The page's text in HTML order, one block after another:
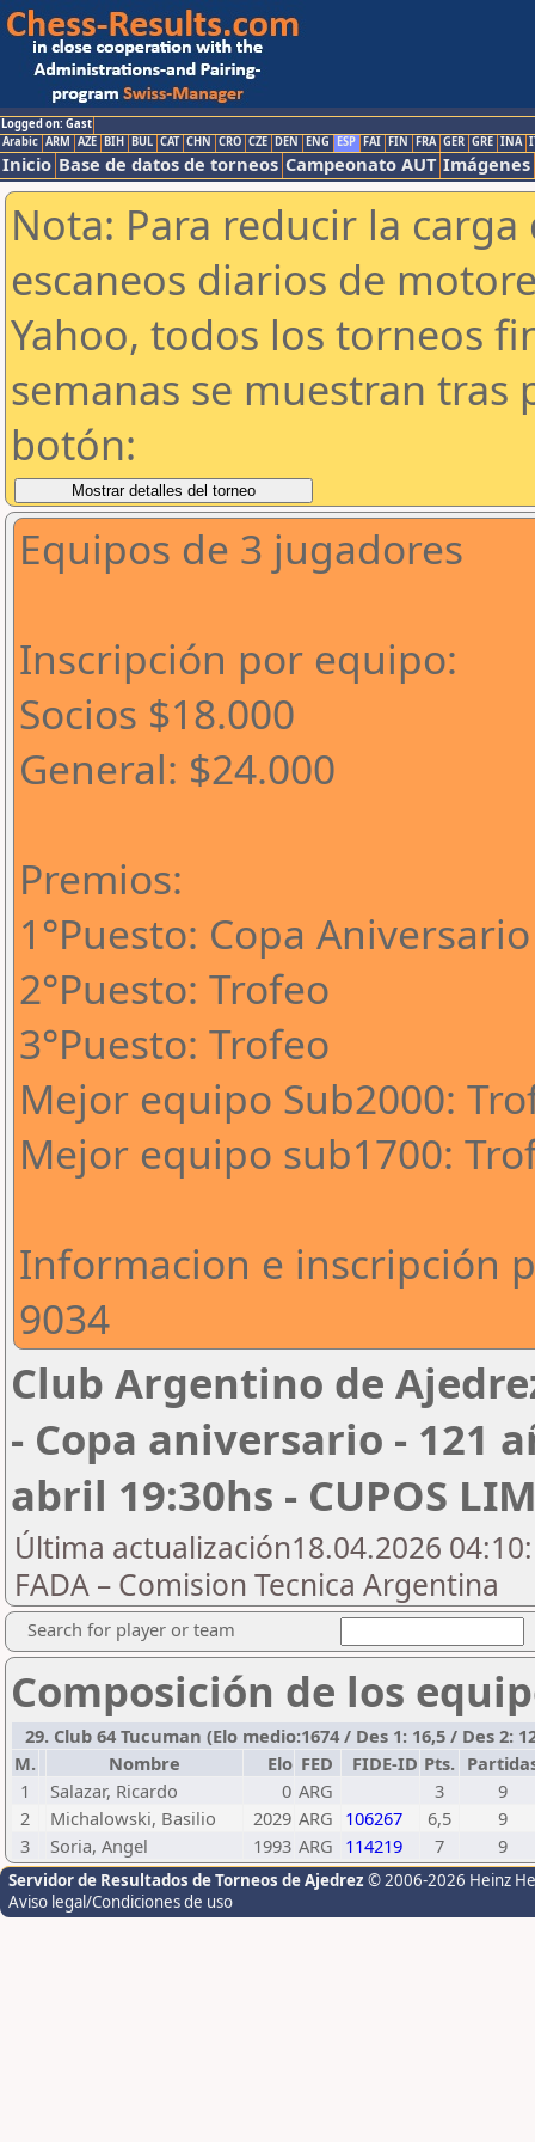
Logged on: Gast
Arabic ARM AZE BIH BUL CAT CHN CRO CZE DEN ENG ESP FAI FIN FRA GER GRE INA
Inicio Base de datos de torneos Campeonato AUT Imágenes
Nota: Para reducir la
escaneos diarios de
Yahoo, todos los torneos
semanas se muestran tras
botón:
Equipos de 3 jugadores
Inscripción por equipo:
Socios $18.000
General: $24.000
Premios:
1°Puesto: Copa Aniversario
2°Puesto: Trofeo
3°Puesto: Trofeo
Mejor equipo Sub2000:
Mejor equipo sub1700:
Informacion e inscripción
9034
Club Argentino de
- Copa aniversario - 121
abril 19:30hs - CUPOS
Última actualización18.04.2026
FADA – Comision Tecnica Argentina
Search for player or team
Composición de los
29. Club 64 Tucuman (Elo medio:1674 / Des 1: 16,5 / Des 2:
M.
Nombre Elo FED FIDE-ID Pts.
1
Salazar, Ricardo 0 ARG 3
9
2
Michalowski, Basilio 2029 ARG 106267 6,5
9
3
Soria, Angel 1993 ARG 114219 7 9
Servidor de Resultados de Torneos de Ajedrez © 2006-2026 Heinz
Aviso legal/Condiciones de uso